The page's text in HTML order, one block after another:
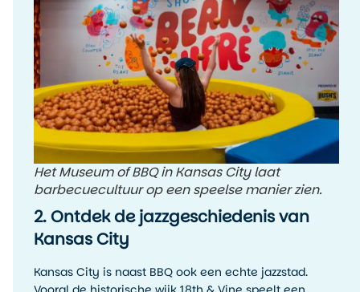
welke stijl jouw favoriet is.
Het Museum of BBQ in Kansas City laat
barbecuecultuur op een speelse manier zien.
2. Ontdek de jazzgeschiedenis van
Kansas City
Kansas City is naast BBQ ook een echte jazzstad.